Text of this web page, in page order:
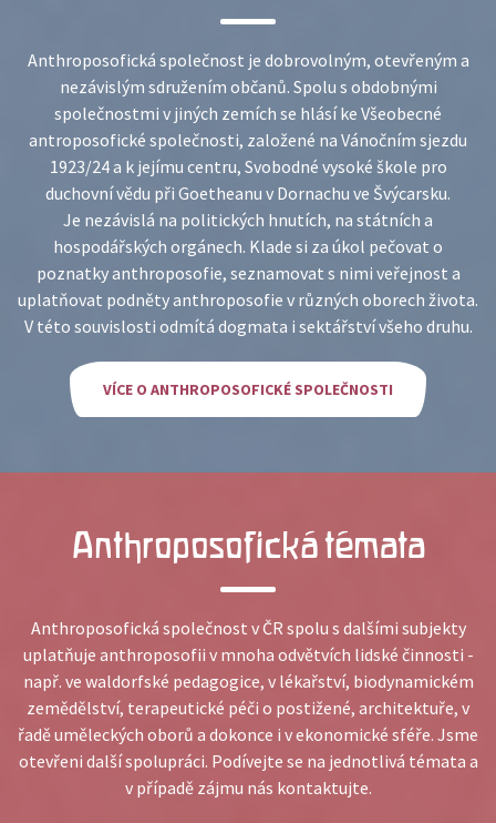
Anthroposofická společnost je dobrovolným, otevřeným a
nezávislým sdružením občanů. Spolu s obdobnými
společnostmi v jiných zemích se hlásí ke Všeobecné
antroposofické společnosti, založené na Vánočním sjezdu
1923/24 a k jejímu centru, Svobodné vysoké škole pro
duchovní vědu při Goetheanu v Dornachu ve Švýcarsku.
Je nezávislá na politických hnutích, na státních a
hospodářských orgánech. Klade si za úkol pečovat o
poznatky anthroposofie, seznamovat s nimi veřejnost a
uplatňovat podněty anthroposofie v různých oborech života.
V této souvislosti odmítá dogmata i sektářství všeho druhu.
VÍCE O ANTHROPOSOFICKÉ SPOLEČNOSTI
Anthroposofická témata
Anthroposofická společnost v ČR spolu s dalšími subjekty
uplatňuje anthroposofii v mnoha odvětvích lidské činnosti -
např. ve waldorfské pedagogice, v lékařství, biodynamickém
zemědělství, terapeutické péči o postižené, architektuře, v
řadě uměleckých oborů a dokonce i v ekonomické sféře. Jsme
otevřeni další spolupráci. Podívejte se na jednotlivá témata a
v případě zájmu nás kontaktujte.